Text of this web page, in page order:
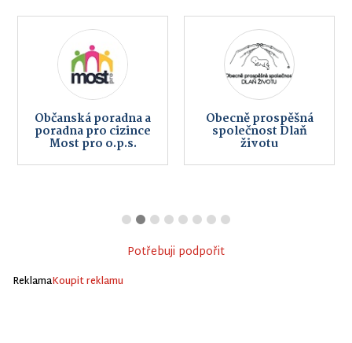
Občanská poradna a
poradna pro cizince
Most pro o.p.s.
Obecně prospěšná
společnost Dlaň
životu
Potřebuji podpořit
ReklamaKoupit reklamu